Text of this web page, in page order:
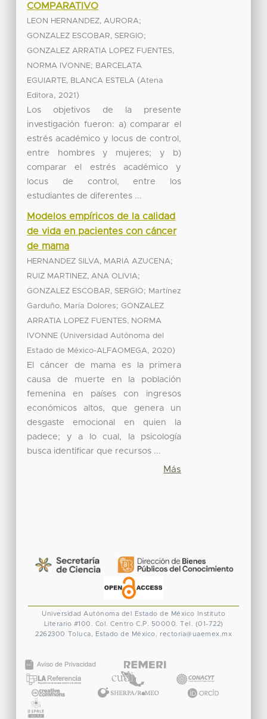
COMPARATIVO
LEON HERNANDEZ, AURORA;
GONZALEZ ESCOBAR, SERGIO;
GONZALEZ ARRATIA LOPEZ FUENTES,
NORMA IVONNE; BARCELATA
EGUIARTE, BLANCA ESTELA (Atena
Editora, 2021 )
Los objetivos de la presente
investigación fueron: a) comparar el
estrés académico y locus de control,
entre hombres y mujeres; y b)
comparar el estrés académico y
locus de control, entre los
estudiantes de diferentes ...
Modelos empíricos de la calidad
de vida en pacientes con cáncer
de mama
HERNANDEZ SILVA, MARIA AZUCENA;
RUIZ MARTINEZ, ANA OLIVIA;
GONZALEZ ESCOBAR, SERGIO; Martínez
Garduño, María Dolores;GONZALEZ
ARRATIA LOPEZ FUENTES, NORMA
IVONNE (Universidad Autónoma del
Estado de México-ALFAOMEGA, 2020)
El cáncer de mama es la primera
causa de muerte en la población
femenina en países con ingresos
económicos altos, que genera un
desgaste emocional en quien la
padece; y a lo cual, la psicología
busca identificar que recursos ...
Más
Universidad Autónoma del Estado de México
Instituto
Literario #100. Col. Centro C.P. 50000. Tel. (01-722)
2262300 Toluca, Estado de México. rectoria@uaemex.mx